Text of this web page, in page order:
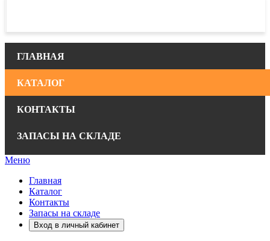
ГЛАВНАЯ
КАТАЛОГ
КОНТАКТЫ
ЗАПАСЫ НА СКЛАДЕ
Меню
Главная
Каталог
Контакты
Запасы на складе
Вход в личный кабинет